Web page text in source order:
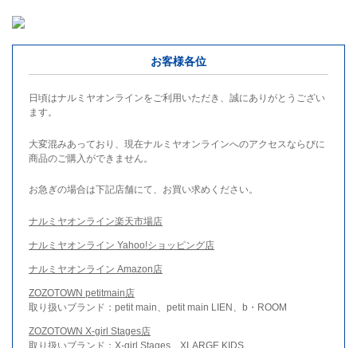
お客様各位
日頃はナルミヤオンラインをご利用いただき、誠にありがとうござい
ます。
大変混みあっており、現在ナルミヤオンラインへのアクセスならびに
商品のご購入ができません。
お急ぎの場合は下記店舗にて、お買い求めください。
ナルミヤオンライン楽天市場店
ナルミヤオンライン Yahoo!ショッピング店
ナルミヤオンライン Amazon店
ZOZOTOWN petitmain店
取り扱いブランド：petit main、petit main LIEN、b・ROOM
ZOZOTOWN X-girl Stages店
取り扱いブランド：X-girl Stages、XLARGE KIDS